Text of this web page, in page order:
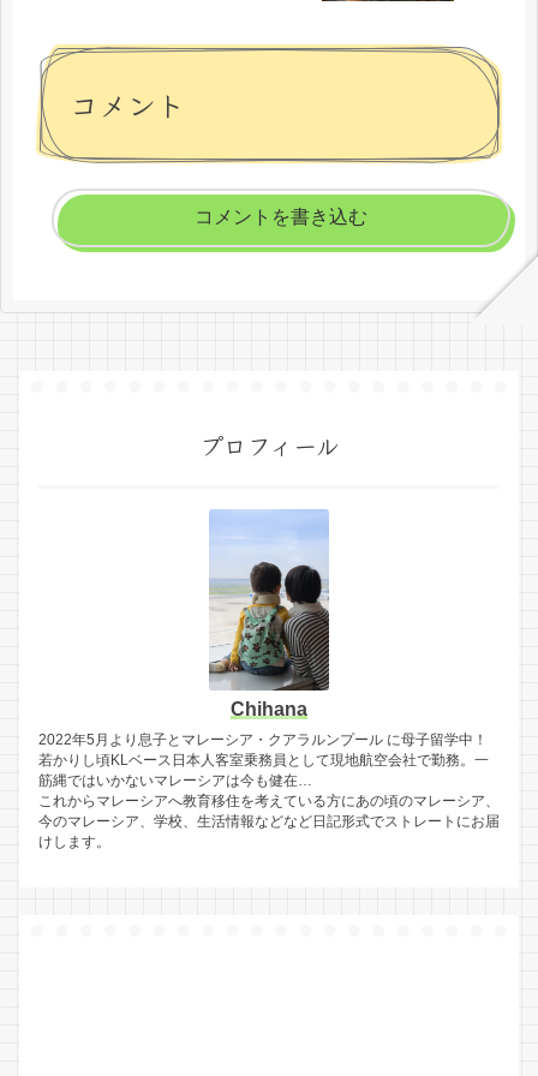
コメント
コメントを書き込む
プロフィール
Chihana
2022年5月より息子とマレーシア・クアラルンプール に母子留学中！
若かりし頃KLベース日本人客室乗務員として現地航空会社で勤務。一
筋縄ではいかないマレーシアは今も健在…
これからマレーシアへ教育移住を考えている方にあの頃のマレーシア、
今のマレーシア、学校、生活情報などなど日記形式でストレートにお届
けします。